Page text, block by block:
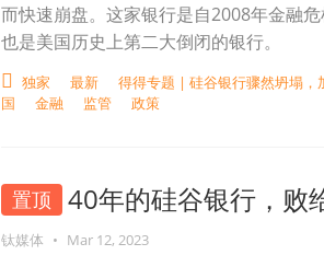
而快速崩盘。这家银行是自2008年金融
也是美国历史上第二大倒闭的银行。
独家 最新 得得专题 | 硅谷银行骤然坍塌，
国
金融 监管 政策
置顶 40年的硅谷银行，败
钛媒体 • Mar 12, 2023